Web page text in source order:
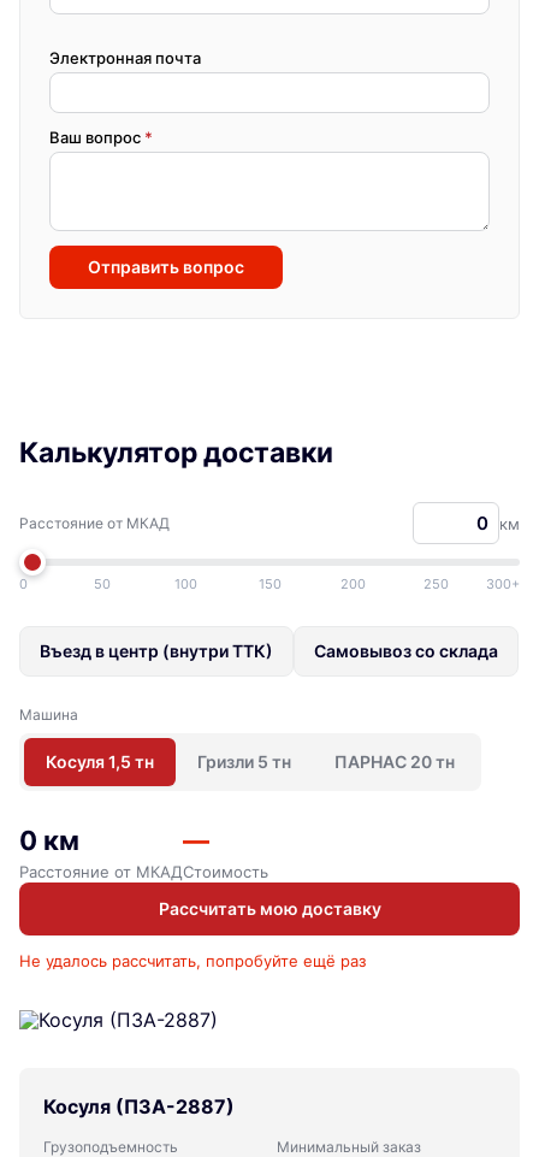
Электронная почта
Ваш вопрос *
Отправить вопрос
Калькулятор доставки
Расстояние от МКАД км
0 50 100 150 200 250 300+
Въезд в центр (внутри ТТК) Самовывоз со склада
Машина
Косуля 1,5 тн Гризли 5 тн ПАРНАС 20 тн
0 км
Расстояние от МКАД
—
Стоимость
Рассчитать мою доставку
Не удалось рассчитать, попробуйте ещё раз
Косуля (ПЗА-2887)
Грузоподъемность Минимальный заказ